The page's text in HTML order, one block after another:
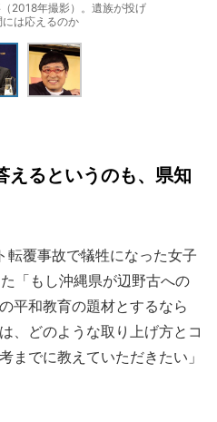
2018年撮影）。遺族が投げ
は応えるのか
えるというのも、県知
覆事故で犠牲になった女子
「もし沖縄県が辺野古への
平和教育の題材とするなら
、どのような取り上げ方とコ
までに教えていただきたい」